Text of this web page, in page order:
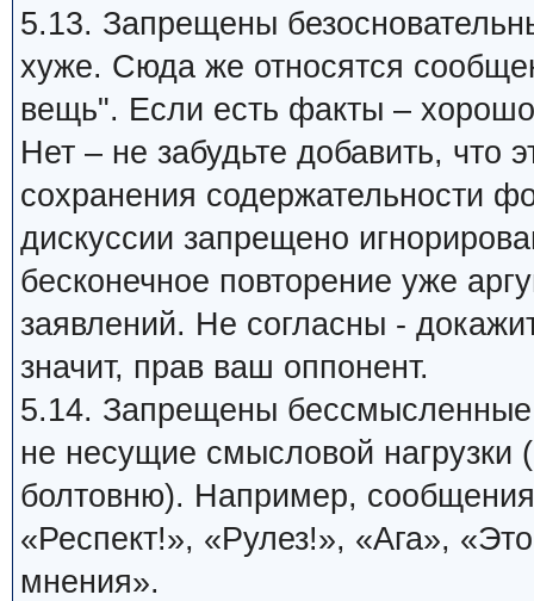
5.13. Запрещены
хуже. Сюда же относятся
вещь". Если есть факты –
Нет – не забудьте добавить,
сохранения содержательности
дискуссии запрещено
бесконечное повторение уже
заявлений. Не согласны -
значит, прав ваш оппонент.
5.14. Запрещены
не несущие смысловой
болтовню). Например,
«Респект!», «Рулез!», «Ага»,
мнения».